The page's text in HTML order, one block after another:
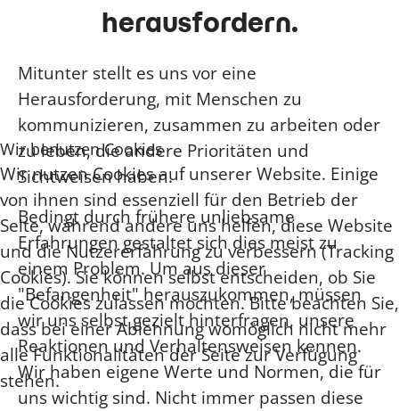
herausfordern.
Mitunter stellt es uns vor eine
Herausforderung, mit Menschen zu
kommunizieren, zusammen zu arbeiten oder
zu leben, die andere Prioritäten und
Sichtweisen haben.
Bedingt durch frühere unliebsame
Erfahrungen gestaltet sich dies meist zu
einem Problem. Um aus dieser
"Befangenheit" herauszukommen, müssen
wir uns selbst gezielt hinterfragen, unsere
Reaktionen und Verhaltensweisen kennen.
Wir haben eigene Werte und Normen, die für
uns wichtig sind. Nicht immer passen diese
Wir benutzen Cookies
Wir nutzen Cookies auf unserer Website. Einige
von ihnen sind essenziell für den Betrieb der
Seite, während andere uns helfen, diese Website
und die Nutzererfahrung zu verbessern (Tracking
Cookies). Sie können selbst entscheiden, ob Sie
die Cookies zulassen möchten. Bitte beachten Sie,
dass bei einer Ablehnung womöglich nicht mehr
alle Funktionalitäten der Seite zur Verfügung
stehen.